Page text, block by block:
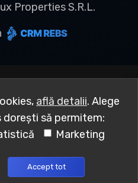
Solicită vizionare
Properties S.R.L.
află detalii. Alege
să permitem:
Marketing
Accept tot